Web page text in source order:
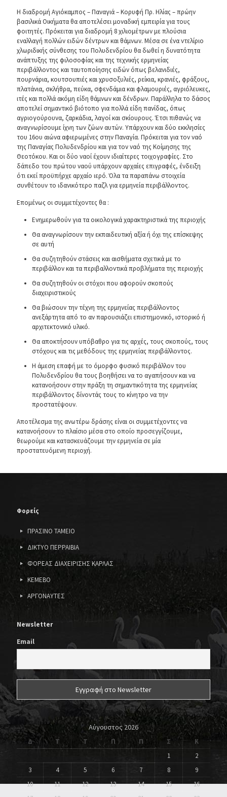
Η διαδρομή Αγιόκαμπος – Παναγιά – Κορυφή Πρ. Ηλίας – πρώην
βασιλικά Οικήματα θα αποτελέσει μοναδική εμπειρία για τους
φοιτητές. Πρόκειται για διαδρομή 8 χιλιομέτρων με πλούσια
εναλλαγή πολλών ειδών δέντρων και θάμνων. Μέσα σε ένα ντελίριο
χλωριδικής σύνθεσης του Πολυδενδρίου θα δωθεί η δυνατότητα
ανάπτυξης της φιλοσοφίας και της τεχνικής ερμηνείας
περιβάλλοντος και ταυτοποίησης ειδών όπως βελανιδιές,
πουρνάρια, κουτσουπιές και χρυσοξυλιές, ρείκια, κρανιές, φράξους,
πλατάνια, σκλήθρα, πεύκα, σφενδάμια και φλαμουριές, αγριόλευκες,
ιτές και πολλά ακόμη είδη θάμνων και δένδρων. Παράλληλα το δάσος
αποτελεί σημαντικό βιότοπο για πολλά είδη πανίδας, όπως
αγριογούρουνα, ζαρκάδια, λαγοί και σκίουρους. Έτσι πιθανώς να
αναγνωρίσουμε ίχνη των ζώων αυτών. Υπάρχουν και δύο εκκλησίες
του 16ου αιώνα αφιερωμένες στην Παναγία. Πρόκειται για τον ναό
της Παναγίας Πολυδενδρίου και για τον ναό της Κοίμησης της
Θεοτόκου. Και οι δύο ναοί έχουν ιδιαίτερες τοιχογραφίες. Στο
δάπεδο του πρώτου ναού υπάρχουν αρχαίες επιγραφές, ένδειξη
ότι εκεί προϋπήρχε αρχαίο ιερό. Όλα τα παραπάνω στοιχεία
συνθέτουν το ιδανικότερο παζλ για ερμηνεία περιβάλλοντος.
Επομένως οι συμμετέχοντες θα :
Ενημερωθούν για τα οικολογικά χαρακτηριστικά της περιοχής
Θα αναγνωρίσουν την εκπαιδευτική αξία ή όχι της επίσκεψης
σε αυτή
Θα συζητηθούν στάσεις και αισθήματα σχετικά με το
περιβάλλον και τα περιβαλλοντικά προβλήματα της περιοχής
Θα συζητηθούν οι στόχοι που αφορούν σκοπούς
διαχειριστικούς
Θα βιώσουν την τέχνη της ερμηνείας περιβάλλοντος
ανεξάρτητα από το αν παρουσιάζει επιστημονικό, ιστορικό ή
αρχιτεκτονικό υλικό.
Θα αποκτήσουν υπόβαθρο για τις αρχές, τους σκοπούς, τους
στόχους και τις μεθόδους της ερμηνείας περιβάλλοντος.
Η άμεση επαφή με το όμορφο φυσικό περιβάλλον του
Πολυδενδρίου θα τους βοηθήσει να το αγαπήσουν και να
κατανοήσουν στην πράξη τη σημαντικότητα της ερμηνείας
περιβάλλοντος δίνοντάς τους το κίνητρο να την
προστατέψουν.
Αποτέλεσμα της ανωτέρω δράσης είναι οι συμμετέχοντες να
κατανοήσουν το πλαίσιο μέσα στο οποίο προσεγγίζουμε,
θεωρούμε και κατασκευάζουμε την ερμηνεία σε μία
προστατευόμενη περιοχή.
Φορείς
ΠΡΑΣΙΝΟ ΤΑΜΕΙΟ
ΔΙΚΤΥΟ ΠΕΡΡΑΙΒΙΑ
ΦΟΡΕΑΣ ΔΙΑΧΕΙΡΙΣΗΣ ΚΑΡΛΑΣ
ΚΕΜΕΒΟ
ΑΡΓΟΝΑΥΤΕΣ
Newsletter
Email
Αύγουστος 2026
Δ Τ Τ Π Π Σ
Κ
1
2
3
4 5 6 7 8
9
10
11 12 13 14 15
16